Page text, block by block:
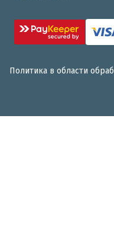
Политика в области